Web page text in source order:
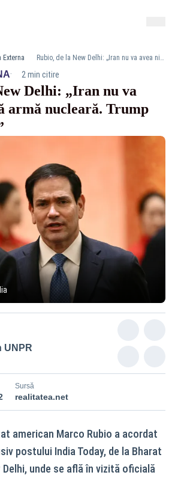
Externa Rubio, de la New Delhi: „Iran nu va avea niciodată armă nucleară. Trump face ce spune”
· 2 min citire
Delhi: „Iran nu va
armă nucleară. Trump
UNPR
Sursă
realitatea.net
american Marco Rubio a acordat
postului India Today, de la Bharat
Delhi, unde se află în vizită oficială